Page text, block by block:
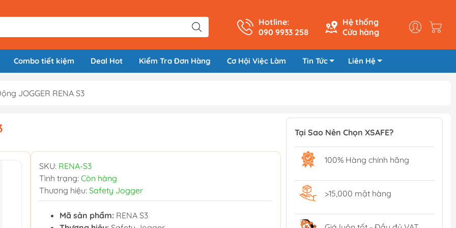
Hotline:
090 9933 258
Hệ thống
Cửa hàng
Combo tiết kiệm Deal Hot Kiểm Tra Đơn Hàng Cơ Hội Việc Làm Tin Tức Liên Hệ
JOGGER RENA S3
SKU: RENA-S3
Tình trạng: Còn hàng
Thương hiệu: Safety Jogger
Mã sản phẩm: RENA S3
Tại Sao Nên Chọn XSAFE?
100% Hàng chính hãng
>15,000 mặt hàng